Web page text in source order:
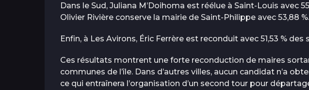
Dans le Sud, Juliana M’Doihoma est réélue à Saint-Louis avec
Olivier Rivière conserve la mairie de Saint-Philippe avec 53,88 %.
Enfin, à Les Avirons, Éric Ferrère est reconduit avec 51,53 % des
Ces résultats montrent une forte reconduction de maires
communes de l’île. Dans d’autres villes, aucun candidat n’a
ce qui entraînera l’organisation d’un second tour pour